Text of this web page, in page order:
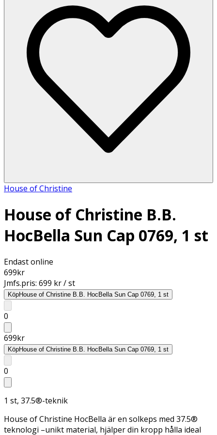
House of Christine
House of Christine B.B.
HocBella Sun Cap 0769, 1 st
Endast online
699kr
Jmfs.pris: 699 kr / st
KöpHouse of Christine B.B. HocBella Sun Cap 0769, 1 st
0
699kr
KöpHouse of Christine B.B. HocBella Sun Cap 0769, 1 st
0
1 st, 37.5®-teknik
House of Christine HocBella är en solkeps med 37.5®
teknologi –unikt material, hjälper din kropp hålla ideal